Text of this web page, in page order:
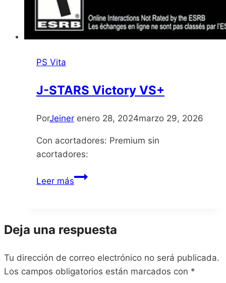
PS Vita
J-STARS Victory VS+
PorJeiner enero 28, 2024marzo 29, 2026
Con acortadores: Premium sin
acortadores:
Leer másJ-
Deja una respuesta
Tu dirección de correo electrónico no será publicada.
Los campos obligatorios están marcados con *